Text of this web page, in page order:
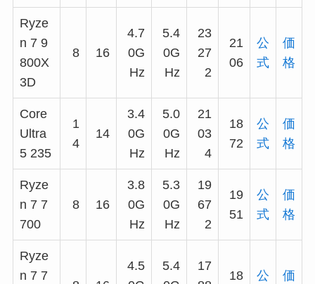
Ryze
n 7 9
800X
3D
8 16
4.7
0G
Hz
5.4
0G
Hz
23
27
2
21
06
公
式
価
格
Core
Ultra
5 235
1
4
14
3.4
0G
Hz
5.0
0G
Hz
21
03
4
18
72
公
式
価
格
Ryze
n 7 7
700
8 16
3.8
0G
Hz
5.3
0G
Hz
19
67
2
19
51
公
式
価
格
Ryze
n 7 7
4.5
5.4
17
18 公 価